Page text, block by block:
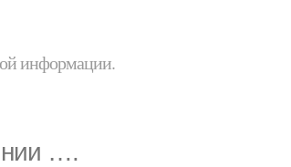
информации.
….